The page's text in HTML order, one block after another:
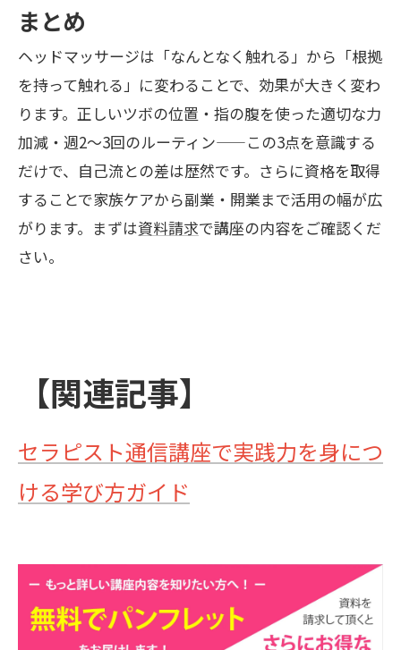
まとめ
ヘッドマッサージは「なんとなく触れる」から「根拠
を持って触れる」に変わることで、効果が大きく変わ
ります。正しいツボの位置・指の腹を使った適切な力
加減・週2〜3回のルーティン——この3点を意識する
だけで、自己流との差は歴然です。さらに資格を取得
することで家族ケアから副業・開業まで活用の幅が広
がります。まずは資料請求で講座の内容をご確認くだ
さい。
【関連記事】
セラピスト通信講座で実践力を身につ
ける学び方ガイド